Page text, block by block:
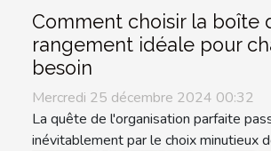
Comment choisir la boîte
rangement idéale pour
besoin
Mercredi 25 décembre 2024 00:32
La quête de l'organisation parfaite
inévitablement par le choix minutieux